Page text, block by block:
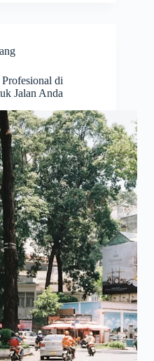
Profesional di
Jalan Anda